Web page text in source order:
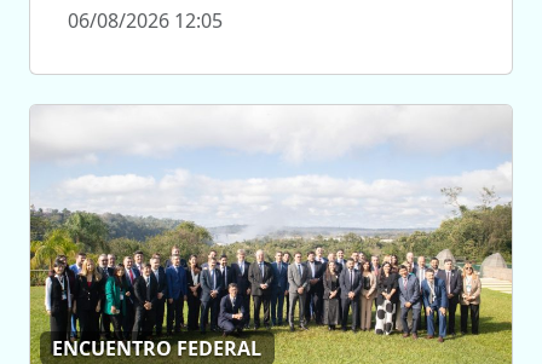
06/08/2026 12:05
ENCUENTRO FEDERAL